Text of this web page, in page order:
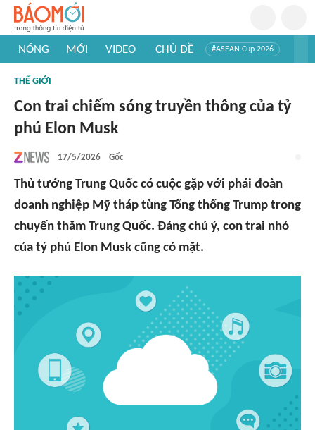
NÓNG MỚI VIDEO CHỦ ĐỀ #ASEAN Cup 2026
#Khám phá thế giới
THẾ GIỚI
Con trai chiếm sóng truyền thông của tỷ
phú Elon Musk
17/5/2026 Gốc
Thủ tướng Trung Quốc có cuộc gặp với phái đoàn
doanh nghiệp Mỹ tháp tùng Tổng thống Trump trong
chuyến thăm Trung Quốc. Đáng chú ý, con trai nhỏ
của tỷ phú Elon Musk cũng có mặt.